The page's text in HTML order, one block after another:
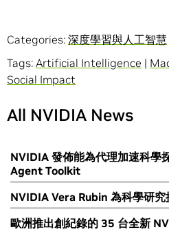
Categories: 深度學習與人工智慧
Tags: Artificial Intelligence |
Social Impact
All NVIDIA News
NVIDIA 發佈能為代理加速科學
Agent Toolkit
NVIDIA Vera Rubin 為科學研
歐洲推出創紀錄的 35 台全新